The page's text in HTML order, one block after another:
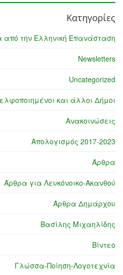
Κατηγορίες
από την Ελληνική Επανάσταση
Newsletters
Uncategorized
και άλλοι Δήμοι
Ανακοινώσεις
Απολογισμός 2017-2023
Άρθρα
Άρθρα για Λευκόνοικο-Ακανθού
Άρθρα Δημάρχου
Βασίλης Μιχαηλίδης
Βίντεο
Γλώσσα-Ποίηση-Λογοτεχνία